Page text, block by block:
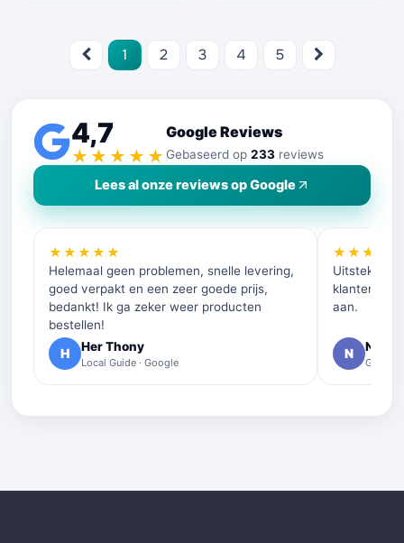
1 2 3 4 5
4,7
★★★★★
Google Reviews
Gebaseerd op 233 reviews
Lees al onze reviews op Google
★★★★★
Helemaal geen problemen, snelle levering,
goed verpakt en een zeer goede prijs,
bedankt! Ik ga zeker weer producten
bestellen!
H Her Thony
Local Guide · Google
★★★★★
aan.
N Nelly
Google